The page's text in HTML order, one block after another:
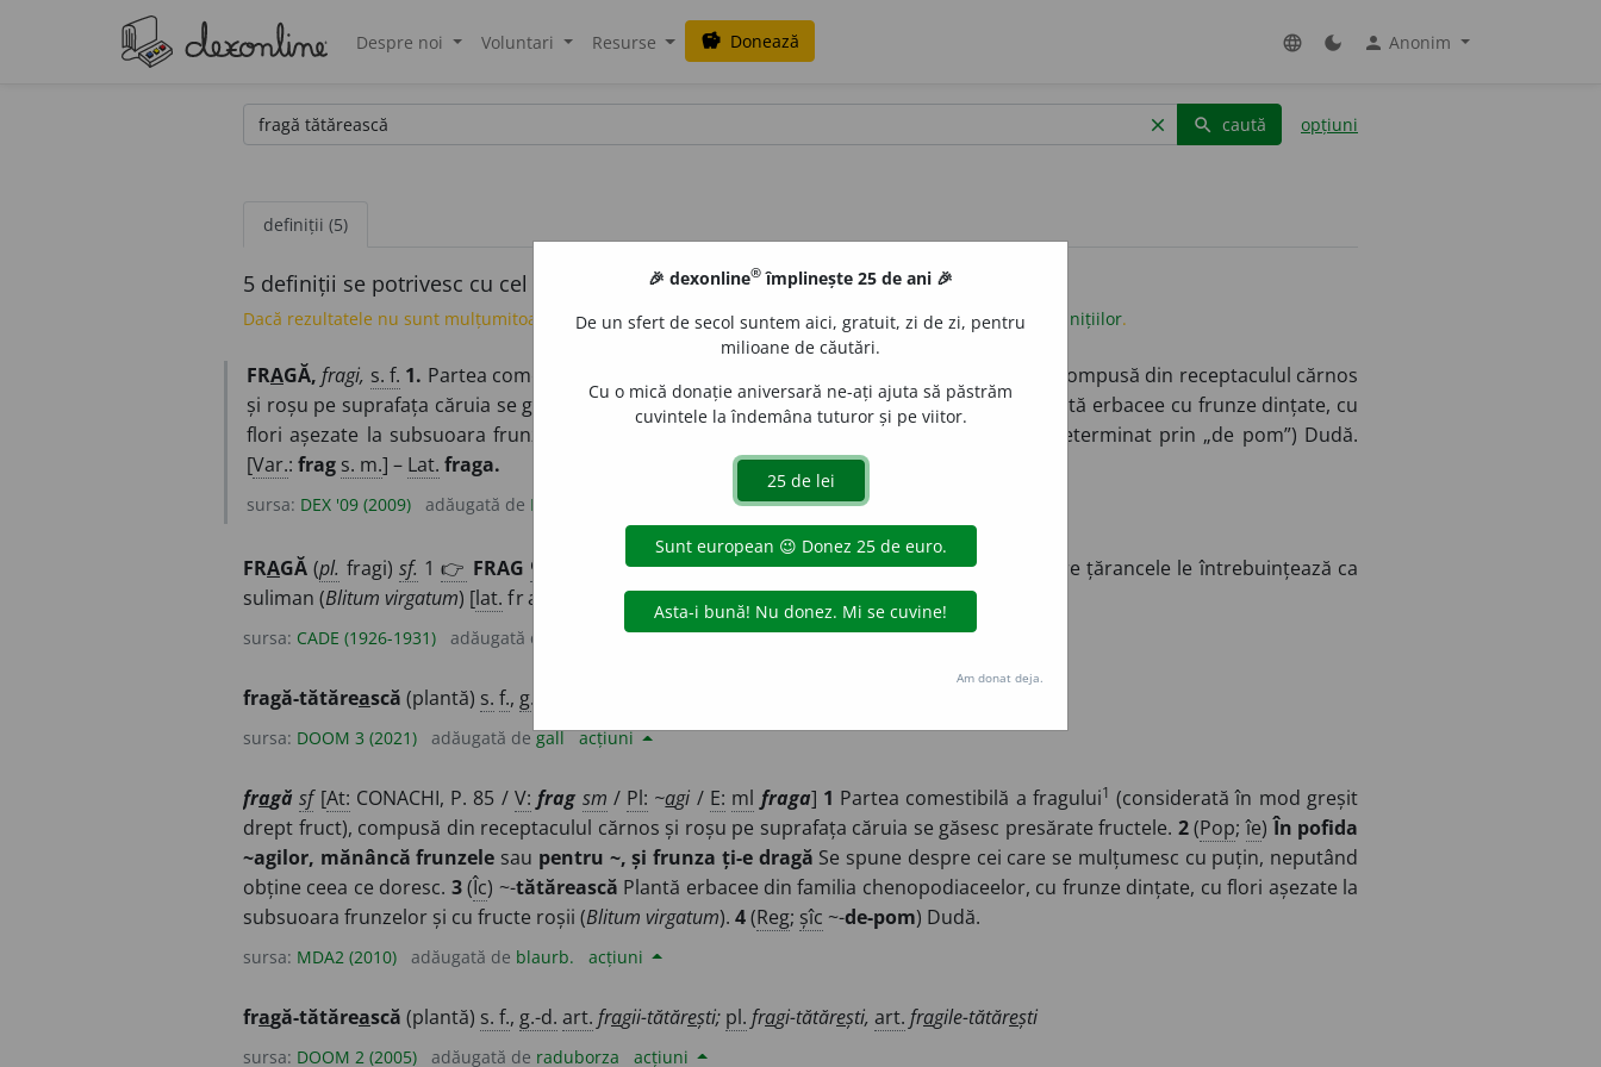
Despre noi Voluntari Resurse savings Donează language dark_mode person Anonim
clear search caută opțiuni
definiții (5)
5 definiții se potrivesc cu cel puțin două din cuvintele căutate
Dacă rezultatele nu sunt mulțumitoare, puteți căuta cuvintele separat sau puteți căutaîn tot textul definițiilor.
FRAGĂ, fragi, s. f. 1. Partea comestibilă a fragului
(considerată în mod greșit drept fruct), compusă din receptaculul cărnos
și roșu pe suprafața căruia se găsesc presărate fructele.2.Compus:fragă-tătărească= plantă erbacee cu frunze dințate, cu
flori așezate la subsuoara frunzelor și cu fructe roșii
(Blitum virgatum).
; uneori determinat prin „de pom”) Dudă.
[Var.: frag s. m.] – Lat. fraga.
sursa: DEX '09 (2009) adăugată de LauraGellner repeat +1 definiție identică
FRAGĂ (pl. fragi) sf. 1👉 FRAG ¶ TĂTĂR(E)ASCĂ, plantă ierboasă, cu fructe roșii pe care țărancele le întrebuințează ca
suliman (Blitum virgatum) [lat. frag din fragum].
sursa: CADE (1926-1931) adăugată de acțiuni
fragă-tătărească (plantă) s. f., g.-d.
sursa: DOOM 3 (2021) adăugată de gall acțiuni
fragă sf[At: CONACHI, P. 85 / V: frag sm / Pl: ~agi / E: ml fraga] 1 Partea comestibilă a fragului1 (considerată în mod greșit
drept fruct), compusă din receptaculul cărnos și roșu pe suprafața căruia se găsesc presărate fructele. 2(Pop;îe)În pofida
~agilor, mănâncă frunzele sau pentru ~, și frunza ți-e dragă Se spune despre cei care se mulțumesc cu puțin, neputând
obține ceea ce doresc. 3(Îc) ~-tătărească Plantă erbacee din familia chenopodiaceelor, cu frunze dințate, cu flori așezate la
subsuoara frunzelor și cu fructe roșii (Blitum virgatum). 4(Reg; șîc ~-de-pom) Dudă.
sursa: MDA2 (2010) adăugată de blaurb. acțiuni
fragă-tătărească (plantă) s. f., g.-d. art. fragii-tătărești; pl. fragi-tătărești, art. fragile-tătărești
sursa: DOOM 2 (2005) adăugată de raduborza acțiuni
🎉 dexonline® împlinește 25 de ani 🎉
De un sfert de secol suntem aici, gratuit, zi de zi, pentru
milioane de căutări.
Cu o mică donație aniversară ne-ați ajuta să păstrăm
cuvintele la îndemâna tuturor și pe viitor.
Am donat deja.